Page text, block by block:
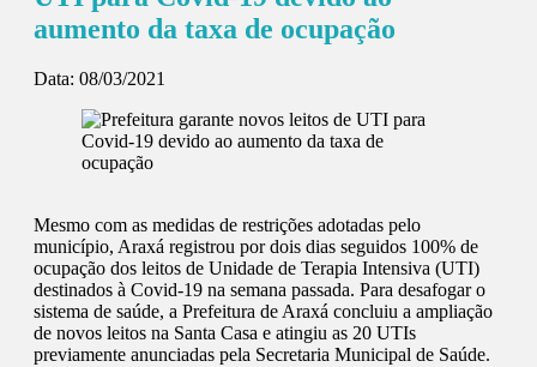
aumento da taxa de ocupação
Data: 08/03/2021
Mesmo com as medidas de restrições adotadas pelo
município, Araxá registrou por dois dias seguidos 100% de
ocupação dos leitos de Unidade de Terapia Intensiva (UTI)
destinados à Covid-19 na semana passada. Para desafogar o
sistema de saúde, a Prefeitura de Araxá concluiu a ampliação
de novos leitos na Santa Casa e atingiu as 20 UTIs
previamente anunciadas pela Secretaria Municipal de Saúde.